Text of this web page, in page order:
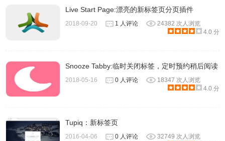
Live Start Page:漂亮的新标签页分页插件
2018-09-20 1 人评论
24382 次人浏览
4.0 分
Snooze Tabby:临时关闭标签，定时预约稍后阅读
2018-05-16 0 人评论
18347 次人浏览
4.0 分
Tupiq：新标签页
2016-04-06 0 人评论
32749 次人浏览